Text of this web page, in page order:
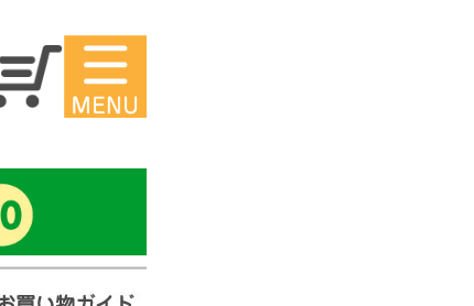
マイページ